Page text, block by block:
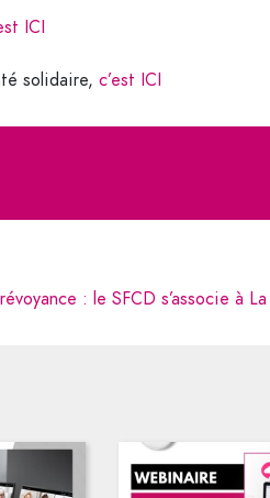
ICI
solidaire, c’est ICI
: le SFCD s’associe à